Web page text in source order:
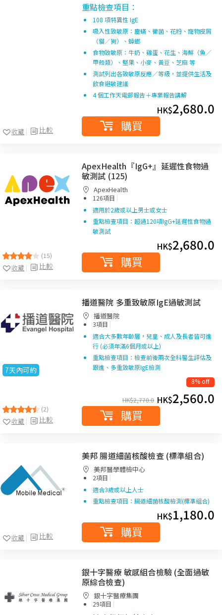
比較
收藏
重點檢查項目：
108 項特異性 IgE
吸入性致敏原：塵蟎、黴菌、花粉、寵物皮屑
（貓／狗）、蟑螂
食物致敏原：牛奶、雞蛋、花生、海鮮（魚／
甲殼類）、堅果、小麥、黃豆、芝麻 等
測試列出各致敏原反應／等級，並提供生活及
飲食避敏建議
4 個工作天電郵報告＋專業報告講解
HK$2,680.0
購買
(15)
比較
收藏
ApexHealth『IgG+』延遲性食物過
敏測試 (125)
ApexHealth
126項目 |
適用於2歲或以上男士或女士
重點檢查項目：超過120項IgG+延遲性食物過
敏測試
HK$2,680.0
購買
7天內可約
(2)
比較
收藏
播道醫院 多重致敏原IgE過敏測試
播道醫院
3項目 |
適合大多數年齡層，兒童、成人及長者皆可進
行 (必須年滿6個月或以上)
重點檢查項目：檢查前後兩次全科醫生評估及
跟進、多重致敏原IgE檢測
8% off
HK$2,770.0 HK$2,560.0
購買
比較
收藏
美邦 腸道細菌核酸檢查 (標準組合)
美邦醫學體檢中心
2項目 |
適合3歲或以上人士
重點檢查項目：腸道細菌核酸檢測(標準組合)
HK$1,180.0
購買
銀十字醫療 敏感組合檢驗 (全面過敏
原綜合檢查)
銀十字醫療集團
29項目 |